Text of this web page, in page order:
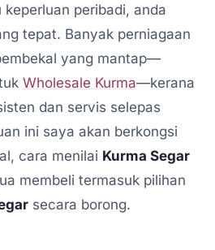
peribadi, anda
tepat. Banyak perniagaan
yang mantap—
Wholesale Kurma—kerana
dan servis selepas
ini saya akan berkongsi
cara menilai Kurma Segar
membeli termasuk pilihan
secara borong.